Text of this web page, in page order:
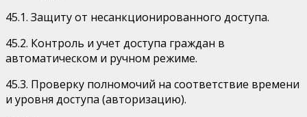
45.1. Защиту от несанкционированного доступа.
45.2. Контроль и учет доступа граждан в
автоматическом и ручном режиме.
45.3. Проверку полномочий на соответствие времени
и уровня доступа (авторизацию).